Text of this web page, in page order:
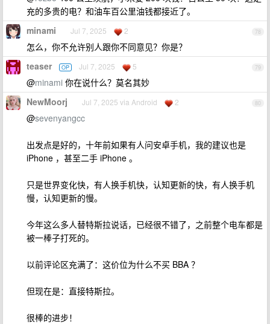
充的多贵的电？和油车百公里油钱都接近了。
78
minami Jul 7, 2025 2
怎么，你不允许别人跟你不同意见？你是？
79
teaser OP Jul 7, 2025 5
@minami 你在说什么？莫名其妙
80
NewMoorj Jul 7, 2025 via Android 2
@sevenyangcc
出发点是好的，十年前如果有人问安卓手机，我的建议也是
iPhone ，甚至二手 iPhone 。
只是世界变化快，有人换手机快，认知更新的快，有人换手机
慢，认知更新的慢。
今年这么多人替特斯拉说话，已经很不错了，之前整个电车都是
被一棒子打死的。
以前评论区充满了：这价位为什么不买 BBA ？
但现在是：直接特斯拉。
很棒的进步！